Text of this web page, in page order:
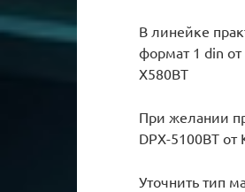
В линейке
формат 1 din
X580BT
При желании
DPX-5100BT от
Уточнить тип